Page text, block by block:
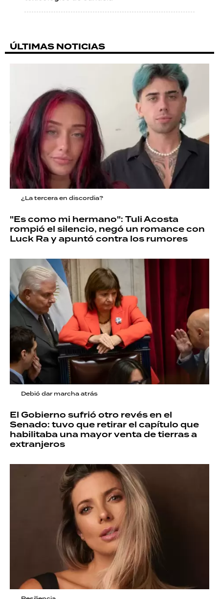
ÚLTIMAS NOTICIAS
¿La tercera en discordia?
"Es como mi hermano": Tuli Acosta
rompió el silencio, negó un romance con
Luck Ra y apuntó contra los rumores
Debió dar marcha atrás
El Gobierno sufrió otro revés en el
Senado: tuvo que retirar el capítulo que
habilitaba una mayor venta de tierras a
extranjeros